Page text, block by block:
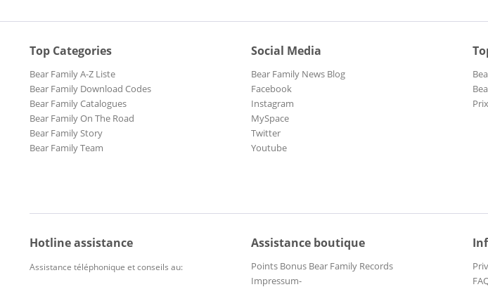
Top Categories
Bear Family A-Z Liste
Bear Family Download Codes
Bear Family Catalogues
Bear Family On The Road
Bear Family Story
Bear Family Team
Social Media
Bear Family News Blog
Facebook
Instagram
MySpace
Twitter
Youtube
Hotline assistance
Assistance téléphonique et conseils au:
Assistance boutique
Points Bonus Bear Family Records
Impressum-